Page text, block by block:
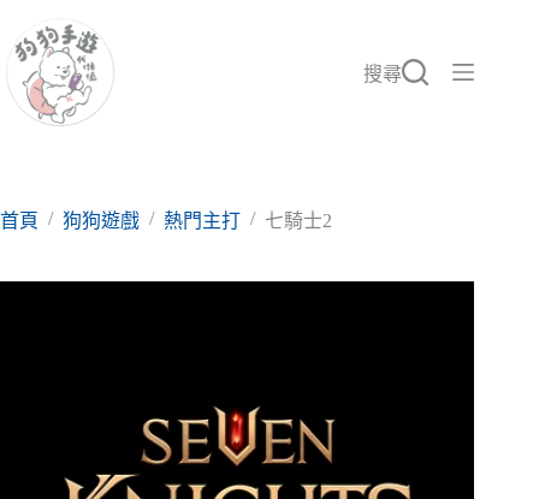
至
要
搜尋
首頁 / 狗狗遊戲 / 熱門主打 / 七騎士2